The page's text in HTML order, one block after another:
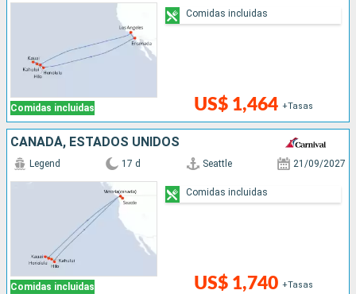
Comidas incluidas US$ 1,464 +Tasas
Comidas incluidas
CANADÁ, ESTADOS UNIDOS
Comidas incluidas
Legend 17 d Seattle 21/09/2027
US$ 1,740 +Tasas
Comidas incluidas